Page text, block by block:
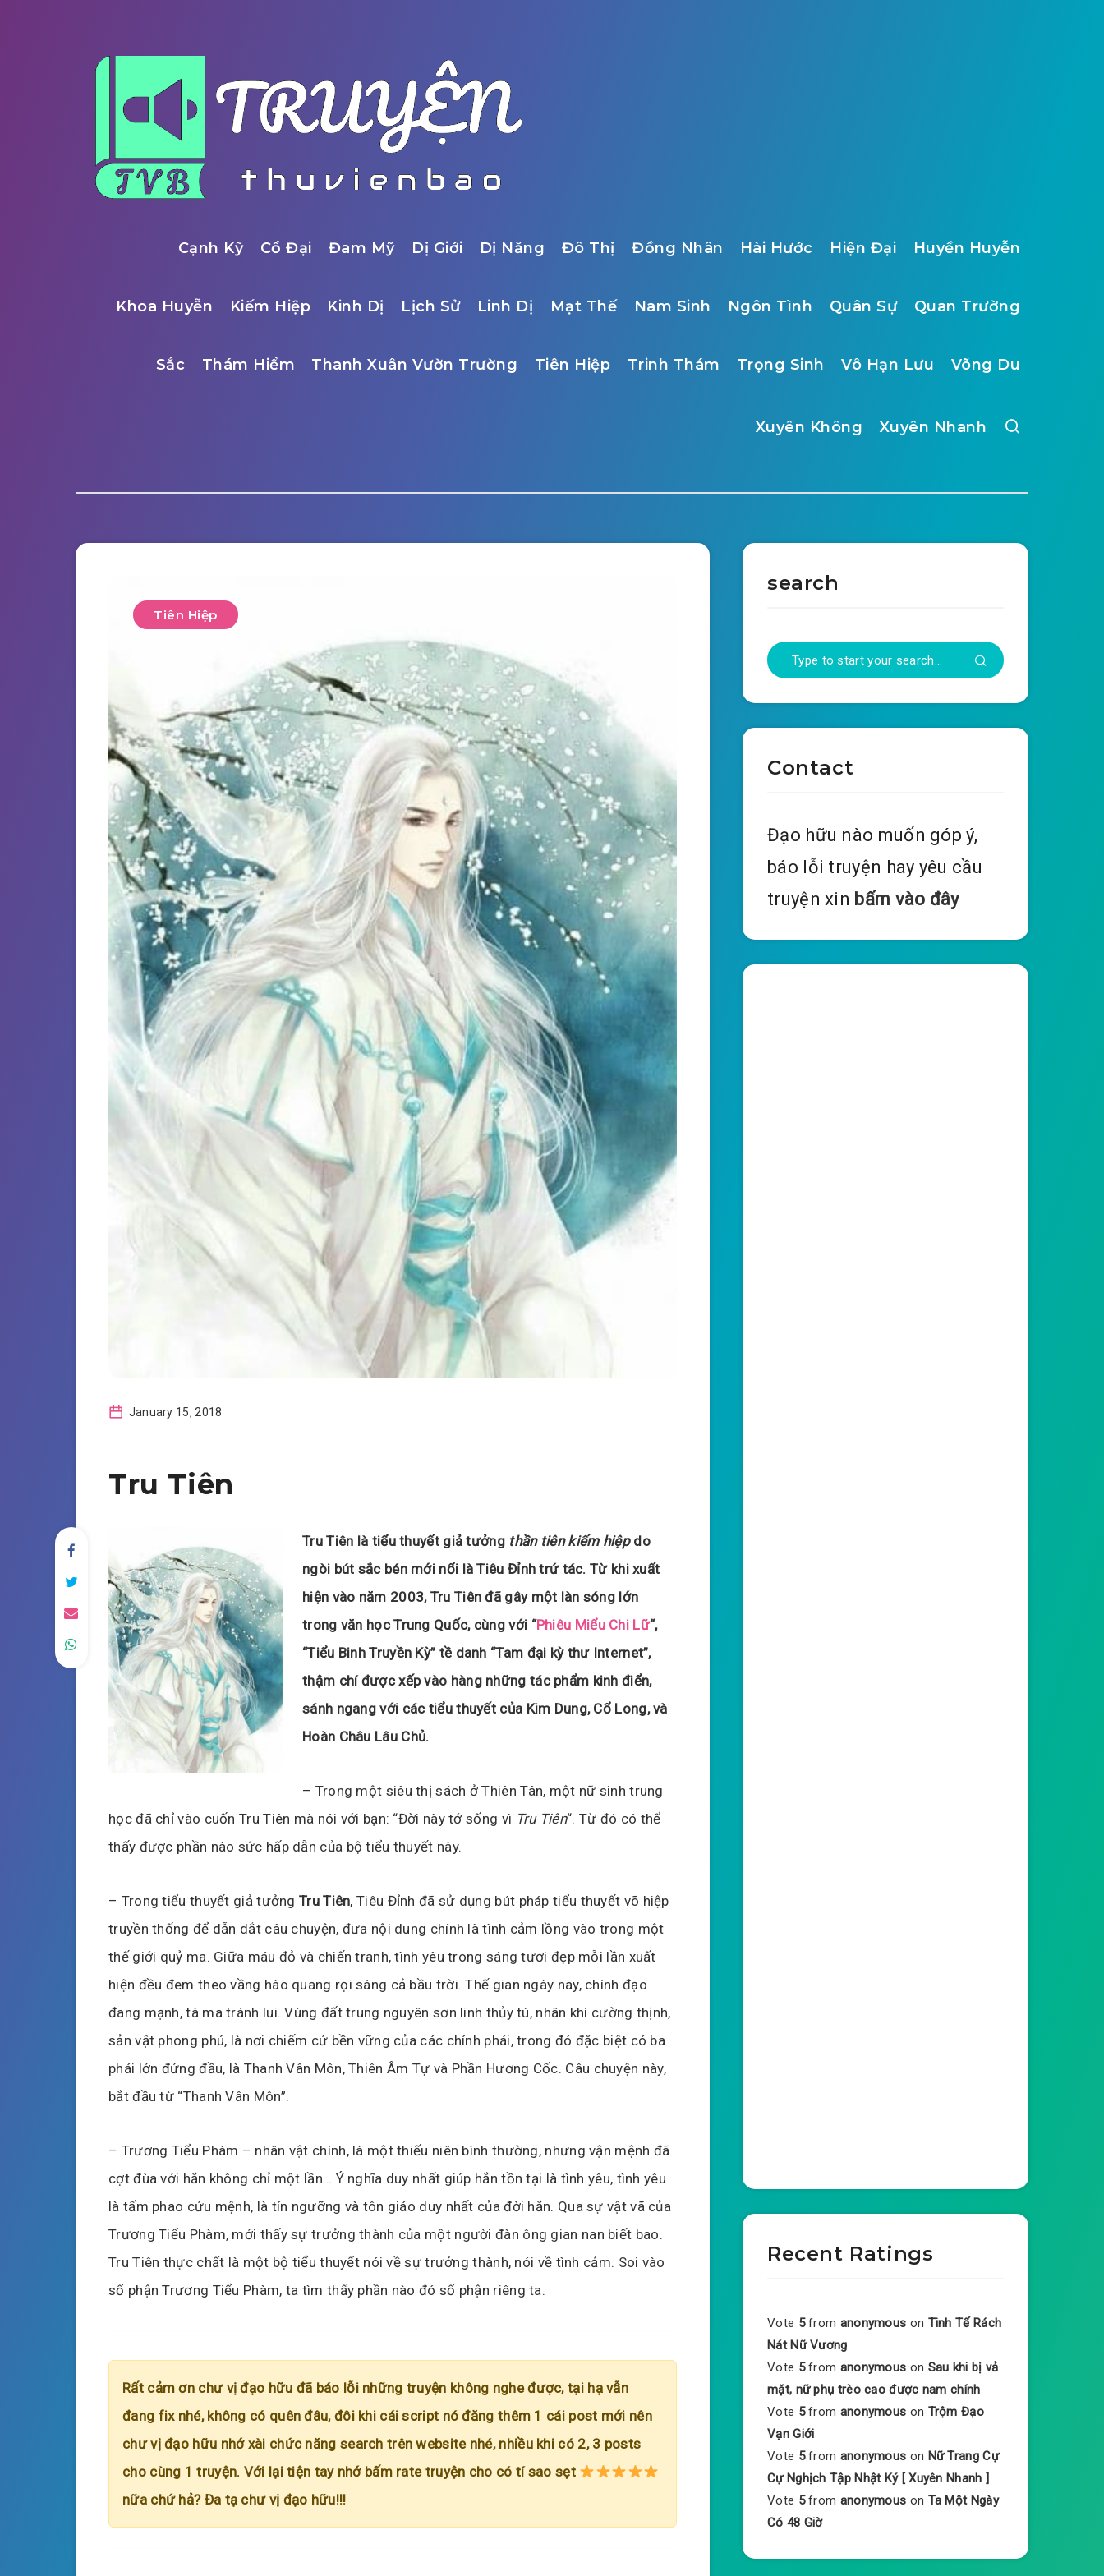
Cạnh Kỹ Cổ Đại Đam Mỹ Dị Giới Dị Năng Đô Thị Đồng Nhân Hài Hước Hiện Đại Huyền Huyễn
Khoa Huyễn Kiếm Hiệp Kinh Dị Lịch Sử Linh Dị Mạt Thế Nam Sinh Ngôn Tình Quân Sự Quan Trường
Sắc Thám Hiểm Thanh Xuân Vườn Trường Tiên Hiệp Trinh Thám Trọng Sinh Vô Hạn Lưu Võng Du
Xuyên Không Xuyên Nhanh
Tiên Hiệp
January 15, 2018
Tru Tiên
Tru Tiên là tiểu thuyết giả tưởng thần tiên kiếm hiệpdo
ngòi bút sắc bén mới nổi là Tiêu Đỉnh trứ tác. Từ khi xuất
hiện vào năm 2003, Tru Tiên đã gây một làn sóng lớn
trong văn học Trung Quốc, cùng với “Phiêu Miểu Chi Lữ“,
“Tiểu Binh Truyền Kỳ” tề danh “Tam đại kỳ thư Internet”,
thậm chí được xếp vào hàng những tác phẩm kinh điển,
sánh ngang với các tiểu thuyết của Kim Dung, Cổ Long, và
Hoàn Châu Lâu Chủ.
– Trong một siêu thị sách ở Thiên Tân, một nữ sinh trung
học đã chỉ vào cuốn Tru Tiên mà nói với bạn: “Đời này tớ sống vì Tru Tiên“. Từ đó có thể
thấy được phần nào sức hấp dẫn của bộ tiểu thuyết này.
– Trong tiểu thuyết giả tưởngTru Tiên, Tiêu Đỉnh đã sử dụng bút pháp tiểu thuyết võ hiệp
truyền thống để dẫn dắt câu chuyện, đưa nội dung chính là tình cảm lồng vào trong một
thế giới quỷ ma. Giữa máu đỏ và chiến tranh, tình yêu trong sáng tươi đẹp mỗi lần xuất
hiện đều đem theo vầng hào quang rọi sáng cả bầu trời. Thế gian ngày nay, chính đạo
đang mạnh, tà ma tránh lui. Vùng đất trung nguyên sơn linh thủy tú, nhân khí cường thịnh,
sản vật phong phú, là nơi chiếm cứ bền vững của các chính phái, trong đó đặc biệt có ba
phái lớn đứng đầu, là Thanh Vân Môn, Thiên Âm Tự và Phần Hương Cốc. Câu chuyện này,
bắt đầu từ “Thanh Vân Môn”.
– Trương Tiểu Phàm – nhân vật chính, là một thiếu niên bình thường, nhưng vận mệnh đã
cợt đùa với hắn không chỉ một lần… Ý nghĩa duy nhất giúp hắn tồn tại là tình yêu, tình yêu
là tấm phao cứu mệnh, là tín ngưỡng và tôn giáo duy nhất của đời hắn. Qua sự vật vã của
Trương Tiểu Phàm, mới thấy sự trưởng thành của một người đàn ông gian nan biết bao.
Tru Tiên thực chất là một bộ tiểu thuyết nói về sự trưởng thành, nói về tình cảm. Soi vào
số phận Trương Tiểu Phàm, ta tìm thấy phần nào đó số phận riêng ta.
Rất cảm ơn chư vị đạo hữu đã báo lỗi những truyện không nghe được, tại hạ vẫn
đang fix nhé, không có quên đâu, đôi khi cái script nó đăng thêm 1 cái post mới nên
chư vị đạo hữu nhớ xài chức năng search trên website nhé, nhiều khi có 2, 3 posts
cho cùng 1 truyện. Với lại tiện tay nhớ bấm rate truyện cho có tí sao sẹt
nữa chứ hả? Đa tạ chư vị đạo hữu!!!
search
Contact
Đạo hữu nào muốn góp ý,
báo lỗi truyện hay yêu cầu
truyện xin bấm vào đây
Recent Ratings
Vote 5 from anonymous on Tinh Tế Rách
Nát Nữ Vương
Vote 5 from anonymous on Sau khi bị vả
mặt, nữ phụ trèo cao được nam chính
Vote 5 from anonymous on Trộm Đạo
Vạn Giới
Vote 5 from anonymous on Nữ Trang Cự
Cự Nghịch Tập Nhật Ký [ Xuyên Nhanh ]
Vote 5 from anonymous on Ta Một Ngày
Có 48 Giờ